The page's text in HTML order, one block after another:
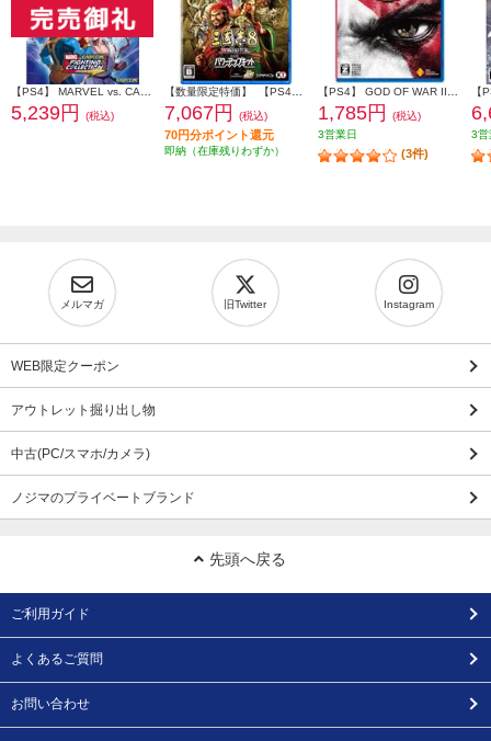
5,239円 (税込) 7,067円 (税込)
70円分ポイント還元
即納（在庫残りわずか）
1,785円
(税込)
3営業日
(3件)
3営
メルマガ 旧Twitter Instagram
WEB限定クーポン
アウトレット掘り出し物
中古(PC/スマホ/カメラ)
ノジマのプライベートブランド
先頭へ戻る
ご利用ガイド
よくあるご質問
お問い合わせ